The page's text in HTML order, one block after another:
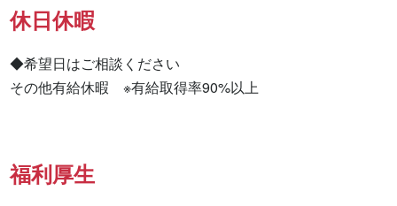
休日休暇
◆希望日はご相談ください
その他有給休暇　※有給取得率90%以上
福利厚生